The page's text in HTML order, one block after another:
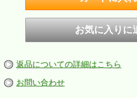
返品についての詳細はこちら
お問い合わせ